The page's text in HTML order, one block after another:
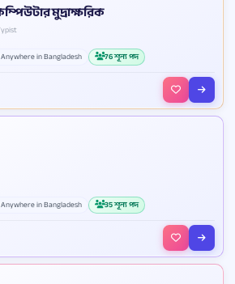
মুদ্রাক্ষরিক
Anywhere in Bangladesh 76 শূন্য পদ
Anywhere in Bangladesh 35 শূন্য পদ